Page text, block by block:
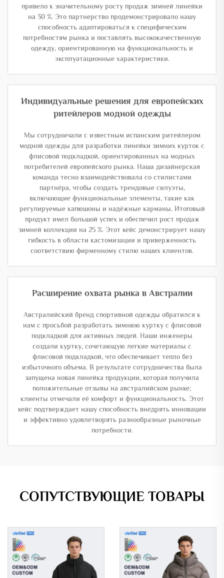
привело к значительному росту продаж зимней линейки
на 30 %. Это партнерство продемонстрировало нашу
способность адаптироваться к специфическим
потребностям рынка и поставлять высококачественную
одежду, ориентированную на функциональность и
эксплуатационные характеристики.
Индивидуальные решения для европейских
ритейлеров модной одежды
Мы сотрудничали с известным испанским ритейлером
модной одежды для разработки линейки зимних курток с
флисовой подкладкой, ориентированных на модных
потребителей европейского рынка. Наша дизайнерская
команда тесно взаимодействовала со стилистами
партнёра, чтобы создать трендовые силуэты,
включающие функциональные элементы, такие как
регулируемые капюшоны и надёжные карманы. Итоговый
продукт имел большой успех и обеспечил рост продаж
зимней коллекции на 25 %. Этот кейс демонстрирует нашу
гибкость в области кастомизации и приверженность
соответствию фирменному стилю наших клиентов.
Расширение охвата рынка в Австралии
Австралийский бренд спортивной одежды обратился к
нам с просьбой разработать зимнюю куртку с флисовой
подкладкой для активных людей. Наши инженеры
создали куртку, сочетающую легкие материалы с
флисовой подкладкой, что обеспечивает тепло без
избыточного объема. В результате сотрудничества была
запущена новая линейка продукции, которая получила
положительные отзывы на австралийском рынке;
клиенты отмечали её комфорт и функциональность. Этот
кейс подтверждает нашу способность внедрять инновации
и эффективно удовлетворять разнообразные рыночные
потребности.
СОПУТСТВУЮЩИЕ ТОВАРЫ